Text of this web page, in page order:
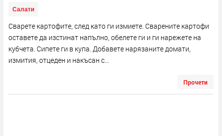
Салати
Сварете картофите, след като ги измиете. Сварените картофи
оставете да изстинат напълно, обелете ги и ги нарежете на
кубчета. Сипете ги в купа. Добавете нарязаните домати,
измития, отцеден и накъсан с...
Прочети